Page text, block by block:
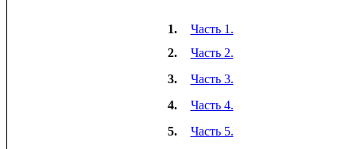
1.
Часть 1.
2.
Часть 2.
3.
Часть 3.
4.
Часть 4.
5.
Часть 5.